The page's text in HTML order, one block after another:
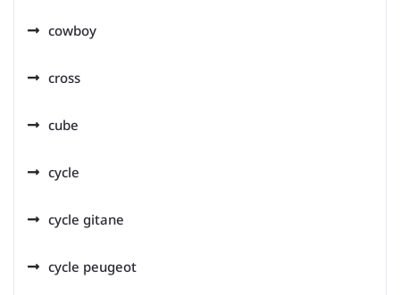
cowboy
cross
cube
cycle
cycle gitane
cycle peugeot